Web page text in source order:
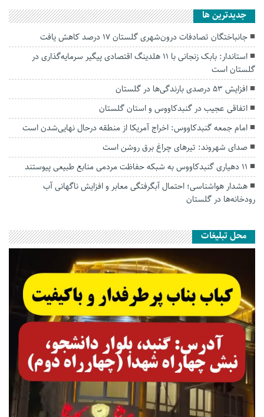
جديدترين ها
جانباختگان تصادفات درون‌شهری گلستان ۱۷ درصد کاهش یافت
استاندار: بابک زنجانی با ۱۱ هلدینگ اقتصادی پیگیر سرمایه‌گذاری در
گلستان است
افزایش ۵۳ درصدی بارندگی‌ها در گلستان
اتفاقی عجیب در‌ گنبدکاووس و استان گلستان
امام جمعه گنبدکاووس: اخراج آمریکا از منطقه درحال نهایی‌شدن است
صدای شهروند: تیرهای چراغ برق روشن است
۱۱ دهیاری گنبدکاووس به شبکه حفاظت مردمی منابع طبیعی پیوستند
هشدار هواشناسی؛ احتمال آبگرفتگی معابر و افزایش ناگهانی آب
رودخانه‌ها در گلستان
محل تبلیغات